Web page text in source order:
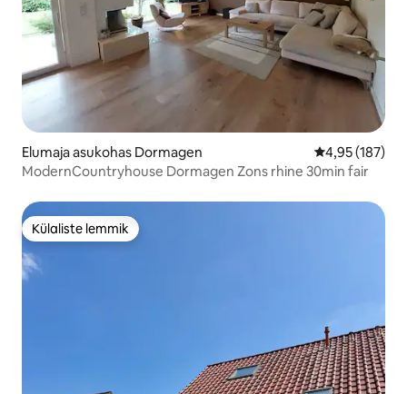
Elumaja asukohas Dormagen Keskmine
4,95 (187)
ModernCountryhouse Dormagen Zons rhine 30min fair
Külaliste lemmik
Külaliste lemmik